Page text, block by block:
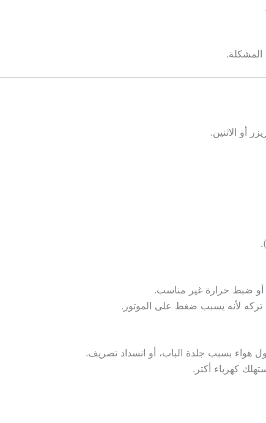
المشكلة.
أو الاثنين.
أو ضبط حرارة غير مناسب.
تركه لأنه يسبب ضغط على الموتور.
هواء بسبب جلدة الباب، أو انسداد تصريف.
كهرباء أكتر.